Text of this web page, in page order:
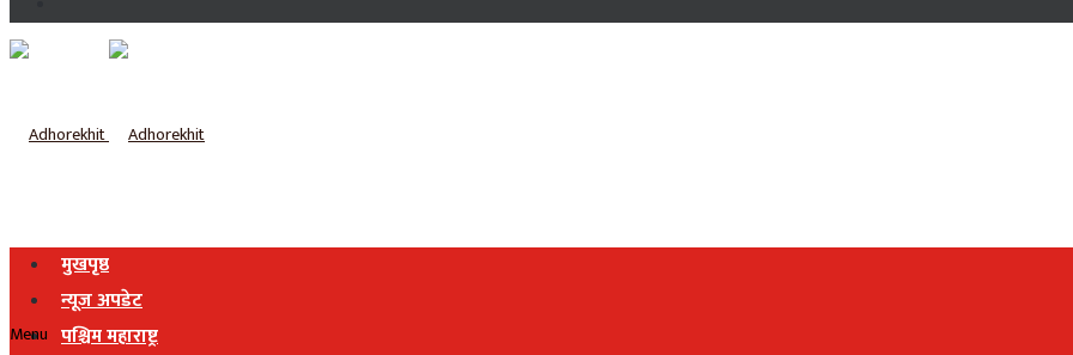
मुखपृष्ठ
न्यूज अपडेट
पश्चिम महाराष्ट्र
Menu